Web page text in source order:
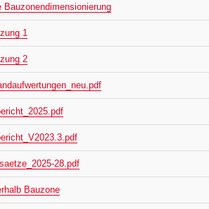
1
2
28.pdf
Bauzone